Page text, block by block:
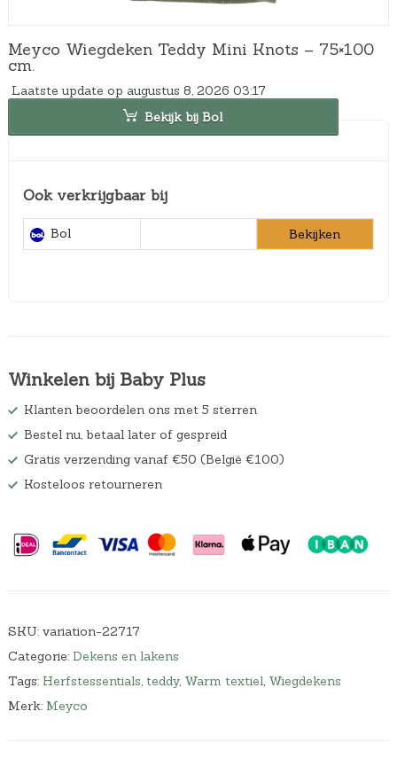
Meyco Wiegdeken Teddy Mini Knots – 75×100
cm.
Laatste update op augustus 8, 2026 03:17
Bekijk bij Bol
Ook verkrijgbaar bij
Bol Bekijken
Winkelen bij Baby Plus
Klanten beoordelen ons met 5 sterren
Bestel nu, betaal later of gespreid
Gratis verzending vanaf €50 (België €100)
Kosteloos retourneren
SKU: variation-22717
Categorie: Dekens en lakens
Tags: Herfstessentials, teddy, Warm textiel, Wiegdekens
Merk: Meyco